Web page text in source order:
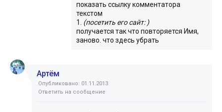
показать ссылку комментатора
текстом
1. (посетить его сайт: )
получается так что повторяется Имя,
заново. что здесь убрать
Артём
Опубликовано: 01.11.2013
Ответить на сообщение